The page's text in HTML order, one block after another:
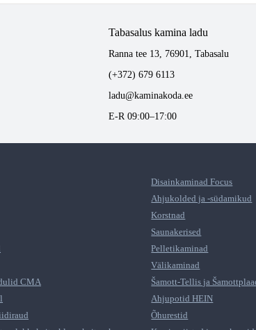
Tabasalus kamina ladu
Ranna tee 13, 76901, Tabasalu
(+372) 679 6113
ladu@kaminakoda.ee
E-R 09:00–17:00
Disainkaminad Focus
Ahjukolded ja -südamikud
Korstnad
Saunakerised
Pelletikaminad
Välikaminad
CMA Šamott-Tellis ja
Ahjupotid HEIN
Õhurestid